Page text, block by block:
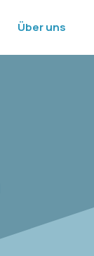
Über uns